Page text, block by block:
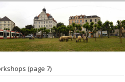
(page 7)